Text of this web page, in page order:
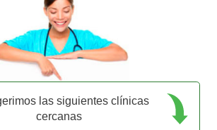
las siguientes clínicas
cercanas